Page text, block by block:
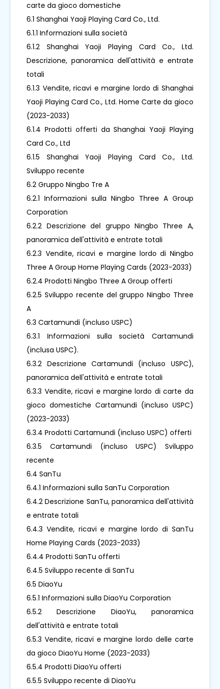
carte da gioco domestiche
6.1 Shanghai Yaoji Playing Card Co., Ltd.
6.1.1 Informazioni sulla società
6.1.2 Shanghai Yaoji Playing Card Co., Ltd.
Descrizione, panoramica dell'attività e entrate
totali
6.1.3 Vendite, ricavi e margine lordo di Shanghai
Yaoji Playing Card Co., Ltd. Home Carte da gioco
(2023-2033)
6.1.4 Prodotti offerti da Shanghai Yaoji Playing
Card Co., Ltd
6.1.5 Shanghai Yaoji Playing Card Co., Ltd.
Sviluppo recente
6.2 Gruppo Ningbo Tre A
6.2.1 Informazioni sulla Ningbo Three A Group
Corporation
6.2.2 Descrizione del gruppo Ningbo Three A,
panoramica dell'attività e entrate totali
6.2.3 Vendite, ricavi e margine lordo di Ningbo
Three A Group Home Playing Cards (2023-2033)
6.2.4 Prodotti Ningbo Three A Group offerti
6.2.5 Sviluppo recente del gruppo Ningbo Three
A
6.3 Cartamundi (incluso USPC)
6.3.1 Informazioni sulla società Cartamundi
(inclusa USPC).
6.3.2 Descrizione Cartamundi (incluso USPC),
panoramica dell'attività e entrate totali
6.3.3 Vendite, ricavi e margine lordo di carte da
gioco domestiche Cartamundi (incluso USPC)
(2023-2033)
6.3.4 Prodotti Cartamundi (incluso USPC) offerti
6.3.5 Cartamundi (incluso USPC) Sviluppo
recente
6.4 SanTu
6.4.1 Informazioni sulla SanTu Corporation
6.4.2 Descrizione SanTu, panoramica dell'attività
e entrate totali
6.4.3 Vendite, ricavi e margine lordo di SanTu
Home Playing Cards (2023-2033)
6.4.4 Prodotti SanTu offerti
6.4.5 Sviluppo recente di SanTu
6.5 DiaoYu
6.5.1 Informazioni sulla DiaoYu Corporation
6.5.2 Descrizione DiaoYu, panoramica
dell'attività e entrate totali
6.5.3 Vendite, ricavi e margine lordo delle carte
da gioco DiaoYu Home (2023-2033)
6.5.4 Prodotti DiaoYu offerti
6.5.5 Sviluppo recente di DiaoYu